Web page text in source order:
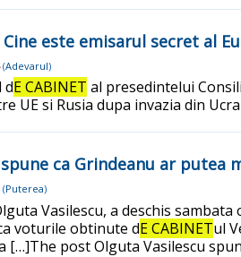
este emisarul secret al
(Adevarul)
dE CABINET al presedintelui
UE si Rusia dupa invazia din
ca Grindeanu ar
(Puterea)
Vasilescu, a deschis
voturile obtinute dE CABINETul
[…]The post Olguta Vasilescu